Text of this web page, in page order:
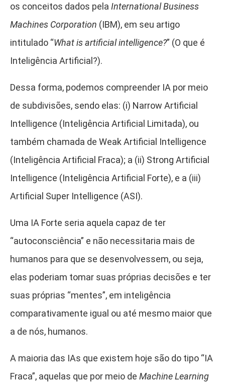
os conceitos dados pela International Business
Machines Corporation (IBM), em seu artigo
intitulado “What is artificial intelligence?” (O que é
Inteligência Artificial?).
Dessa forma, podemos compreender IA por meio
de subdivisões, sendo elas: (i) Narrow Artificial
Intelligence (Inteligência Artificial Limitada), ou
também chamada de Weak Artificial Intelligence
(Inteligência Artificial Fraca); a (ii) Strong Artificial
Intelligence (Inteligência Artificial Forte), e a (iii)
Artificial Super Intelligence (ASI).
Uma IA Forte seria aquela capaz de ter
“autoconsciência” e não necessitaria mais de
humanos para que se desenvolvessem, ou seja,
elas poderiam tomar suas próprias decisões e ter
suas próprias “mentes”, em inteligência
comparativamente igual ou até mesmo maior que
a de nós, humanos.
A maioria das IAs que existem hoje são do tipo “IA
Fraca”, aquelas que por meio de Machine Learning